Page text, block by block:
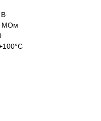
В
МОм